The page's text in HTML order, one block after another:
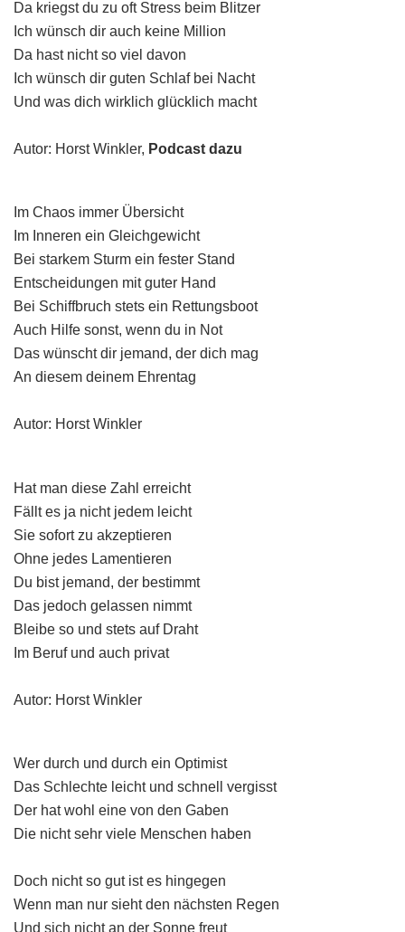
Da kriegst du zu oft Stress beim Blitzer
Ich wünsch dir auch keine Million
Da hast nicht so viel davon
Ich wünsch dir guten Schlaf bei Nacht
Und was dich wirklich glücklich macht
Autor: Horst Winkler, Podcast dazu
Im Chaos immer Übersicht
Im Inneren ein Gleichgewicht
Bei starkem Sturm ein fester Stand
Entscheidungen mit guter Hand
Bei Schiffbruch stets ein Rettungsboot
Auch Hilfe sonst, wenn du in Not
Das wünscht dir jemand, der dich mag
An diesem deinem Ehrentag
Autor: Horst Winkler
Hat man diese Zahl erreicht
Fällt es ja nicht jedem leicht
Sie sofort zu akzeptieren
Ohne jedes Lamentieren
Du bist jemand, der bestimmt
Das jedoch gelassen nimmt
Bleibe so und stets auf Draht
Im Beruf und auch privat
Autor: Horst Winkler
Wer durch und durch ein Optimist
Das Schlechte leicht und schnell vergisst
Der hat wohl eine von den Gaben
Die nicht sehr viele Menschen haben
Doch nicht so gut ist es hingegen
Wenn man nur sieht den nächsten Regen
Und sich nicht an der Sonne freut